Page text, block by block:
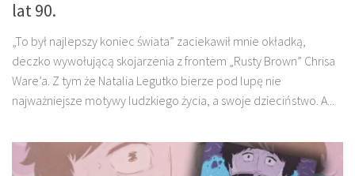
lat 90.
„To był najlepszy koniec świata” zaciekawił mnie okładką,
deczko wywołującą skojarzenia z frontem „Rusty Brown” Chrisa
Ware’a. Z tym że Natalia Legutko bierze pod lupę nie
najważniejsze motywy ludzkiego życia, a swoje dzieciństwo. A...